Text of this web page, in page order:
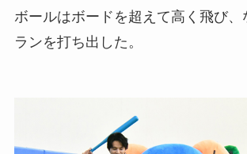
ボールはボードを超えて高く飛び、
ランを打ち出した。